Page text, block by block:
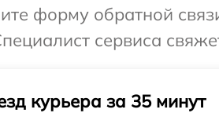
форму обратной
сервиса
курьера за 35 минут